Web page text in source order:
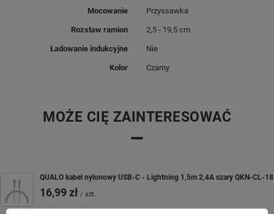
Mocowanie Przyssawka
Rozstaw ramion 2,5 - 19,5 cm
Ładowanie indukcyjne Nie
Kolor Czarny
MOŻE CIĘ ZAINTERESOWAĆ
QUALO kabel nylonowy USB-C - Lightning 1,5m 2,4A szary QKN-CL-18
16,99 zł / szt.